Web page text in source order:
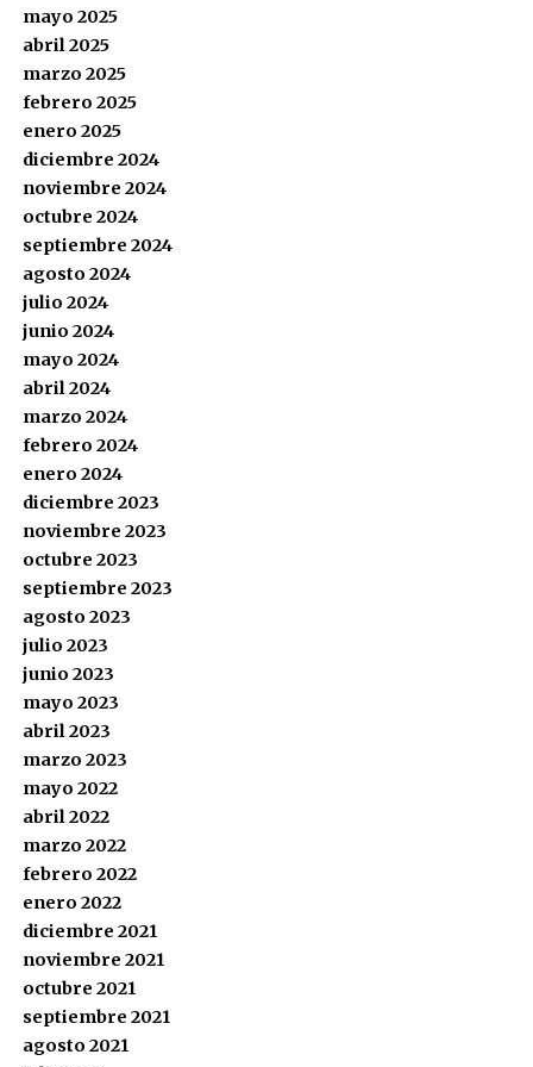
mayo 2025
abril 2025
marzo 2025
febrero 2025
enero 2025
diciembre 2024
noviembre 2024
octubre 2024
septiembre 2024
agosto 2024
julio 2024
junio 2024
mayo 2024
abril 2024
marzo 2024
febrero 2024
enero 2024
diciembre 2023
noviembre 2023
octubre 2023
septiembre 2023
agosto 2023
julio 2023
junio 2023
mayo 2023
abril 2023
marzo 2023
mayo 2022
abril 2022
marzo 2022
febrero 2022
enero 2022
diciembre 2021
noviembre 2021
octubre 2021
septiembre 2021
agosto 2021